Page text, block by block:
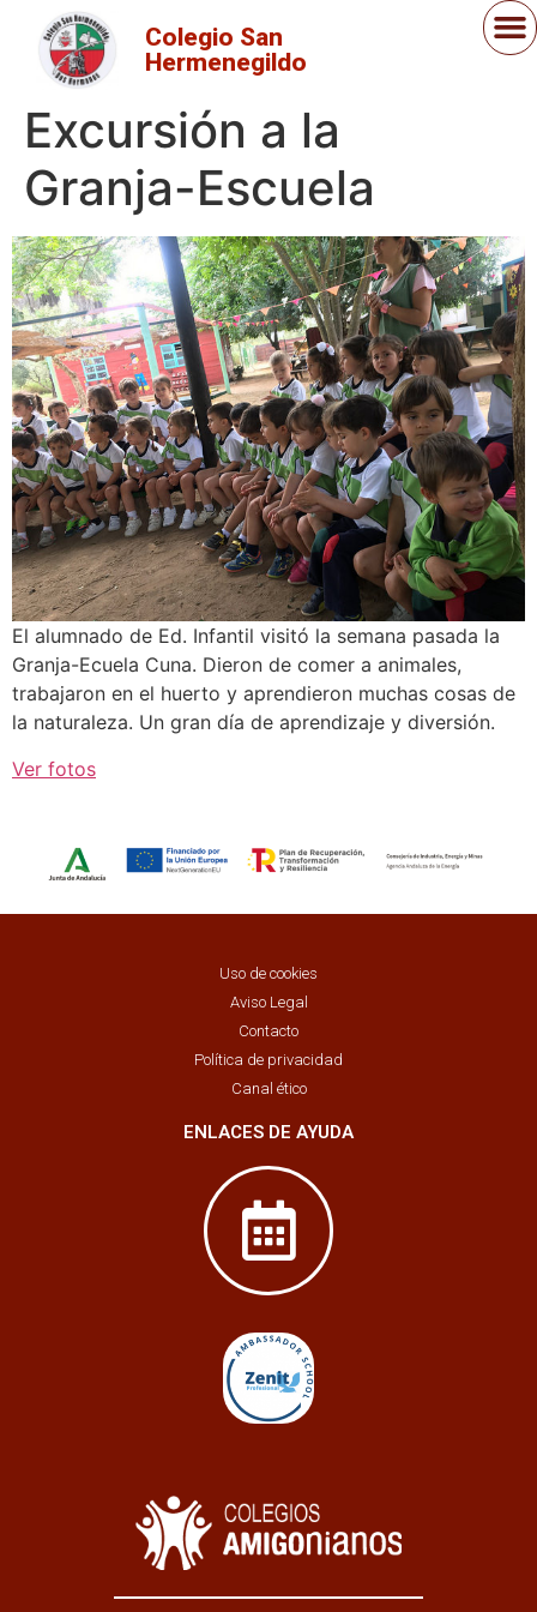
Colegio San
Hermenegildo
Excursión a la
Granja-Escuela
El alumnado de Ed. Infantil visitó la semana pasada la
Granja-Ecuela Cuna. Dieron de comer a animales,
trabajaron en el huerto y aprendieron muchas cosas de
la naturaleza. Un gran día de aprendizaje y diversión.
Ver fotos
Uso de cookies
Aviso Legal
Contacto
Política de privacidad
Canal ético
ENLACES DE AYUDA